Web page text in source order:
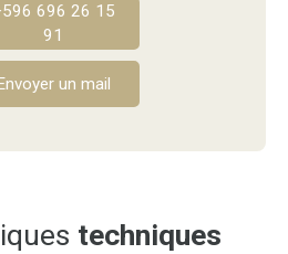
696 26 15
91
un mail
techniques